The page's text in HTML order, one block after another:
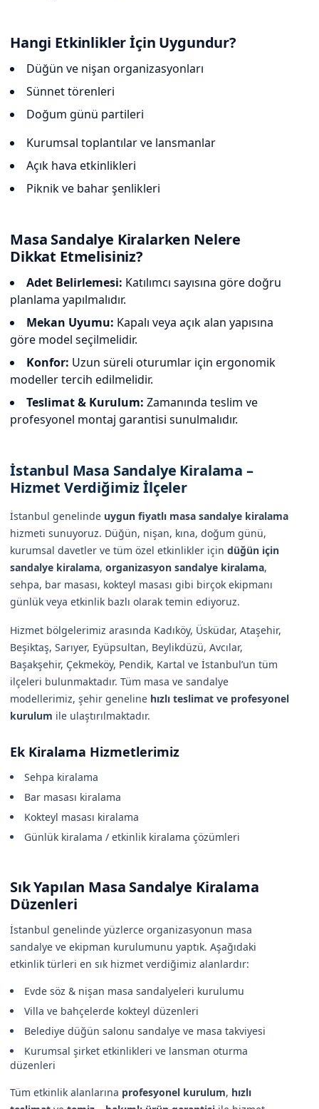
Hangi Etkinlikler İçin Uygundur?
Düğün ve nişan organizasyonları
Sünnet törenleri
Doğum günü partileri
Kurumsal toplantılar ve lansmanlar
Açık hava etkinlikleri
Piknik ve bahar şenlikleri
Masa Sandalye Kiralarken Nelere
Dikkat Etmelisiniz?
Adet Belirlemesi: Katılımcı sayısına göre doğru
planlama yapılmalıdır.
Mekan Uyumu: Kapalı veya açık alan yapısına
göre model seçilmelidir.
Konfor: Uzun süreli oturumlar için ergonomik
modeller tercih edilmelidir.
Teslimat & Kurulum: Zamanında teslim ve
profesyonel montaj garantisi sunulmalıdır.
İstanbul Masa Sandalye Kiralama –
Hizmet Verdiğimiz İlçeler
İstanbul genelinde uygun fiyatlı masa sandalye kiralama
hizmeti sunuyoruz. Düğün, nişan, kına, doğum günü,
kurumsal davetler ve tüm özel etkinlikler için düğün için
sandalye kiralama, organizasyon sandalye kiralama,
sehpa, bar masası, kokteyl masası gibi birçok ekipmanı
günlük veya etkinlik bazlı olarak temin ediyoruz.
Hizmet bölgelerimiz arasında Kadıköy, Üsküdar, Ataşehir,
Beşiktaş, Sarıyer, Eyüpsultan, Beylikdüzü, Avcılar,
Başakşehir, Çekmeköy, Pendik, Kartal ve İstanbul’un tüm
ilçeleri bulunmaktadır. Tüm masa ve sandalye
modellerimiz, şehir geneline hızlı teslimat ve profesyonel
kurulum ile ulaştırılmaktadır.
Ek Kiralama Hizmetlerimiz
Sehpa kiralama
Bar masası kiralama
Kokteyl masası kiralama
Günlük kiralama / etkinlik kiralama çözümleri
Sık Yapılan Masa Sandalye Kiralama
Düzenleri
İstanbul genelinde yüzlerce organizasyonun masa
sandalye ve ekipman kurulumunu yaptık. Aşağıdaki
etkinlik türleri en sık hizmet verdiğimiz alanlardır:
Evde söz & nişan masa sandalyeleri kurulumu
Villa ve bahçelerde kokteyl düzenleri
Belediye düğün salonu sandalye ve masa takviyesi
Kurumsal şirket etkinlikleri ve lansman oturma
düzenleri
Tüm etkinlik alanlarına profesyonel kurulum, hızlı